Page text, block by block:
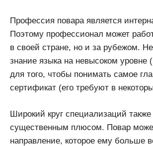
Профессия повара является
Поэтому профессионал может
в своей стране, но и за рубежом.
знание языка на невысоком уровне
для того, чтобы понимать самое
сертификат (его требуют в
Широкий круг специализаций также
существенным плюсом. Повар
направление, которое ему больше